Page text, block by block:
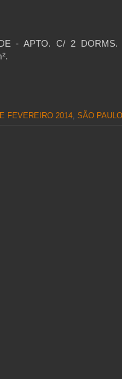
- APTO. C/ 2
FEVEREIRO 2014, SÃO PAULO